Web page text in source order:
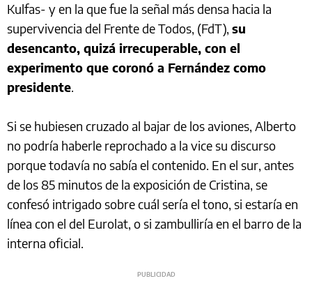
Kulfas- y en la que fue la señal más densa hacia la
supervivencia del Frente de Todos, (FdT), su
desencanto, quizá irrecuperable, con el
experimento que coronó a Fernández como
presidente.
Si se hubiesen cruzado al bajar de los aviones, Alberto
no podría haberle reprochado a la vice su discurso
porque todavía no sabía el contenido. En el sur, antes
de los 85 minutos de la exposición de Cristina, se
confesó intrigado sobre cuál sería el tono, si estaría en
línea con el del Eurolat, o si zambulliría en el barro de la
interna oficial.